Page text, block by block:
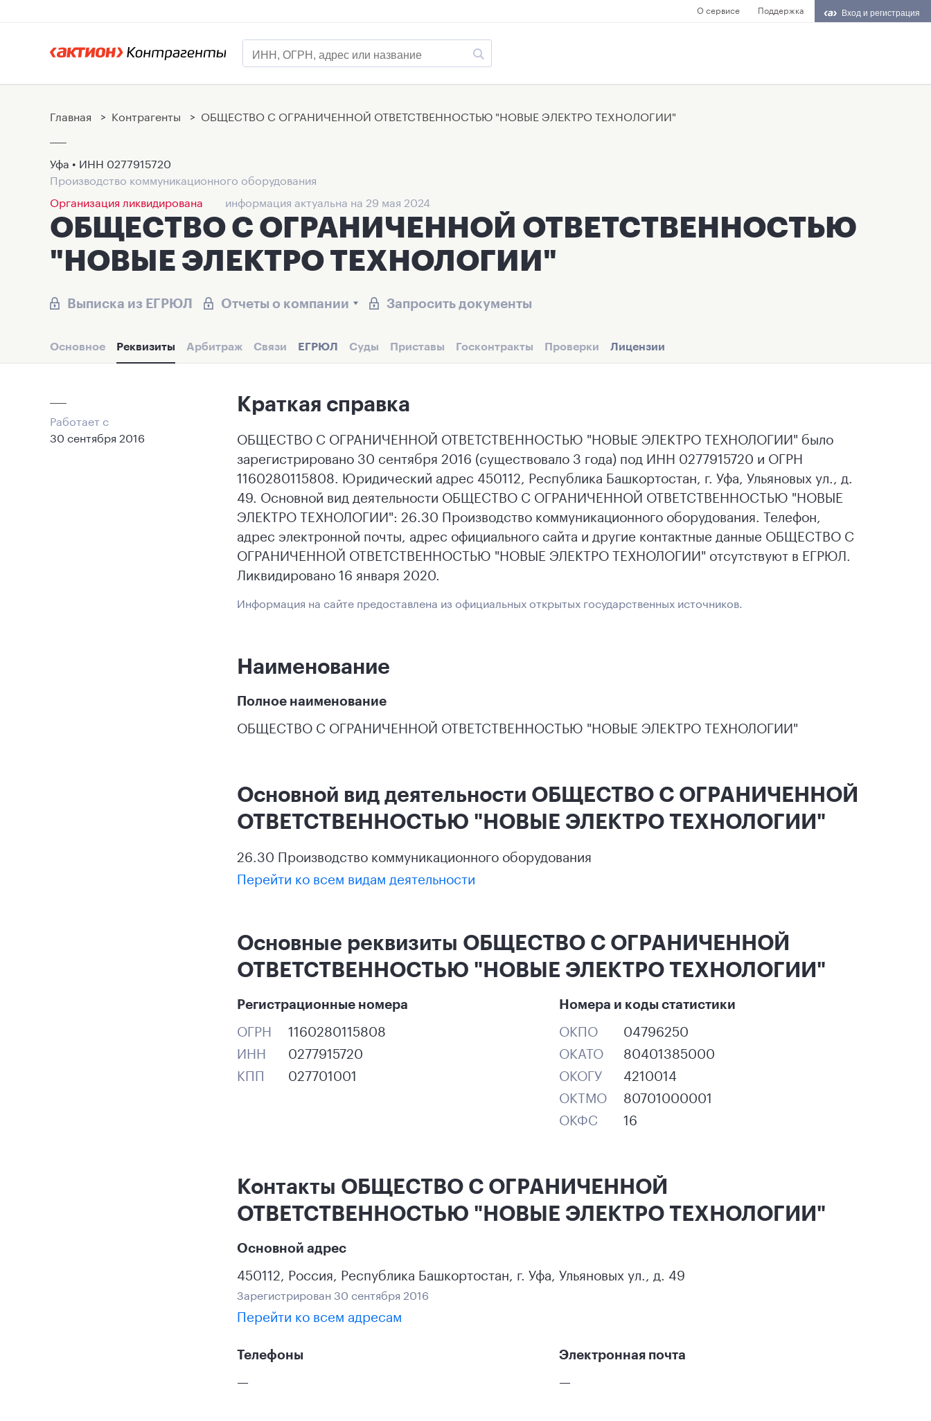
О сервисе Поддержка Вход и регистрация
Главная > Контрагенты > ОБЩЕСТВО С ОГРАНИЧЕННОЙ ОТВЕТСТВЕННОСТЬЮ "НОВЫЕ ЭЛЕКТРО ТЕХНОЛОГИИ"
Уфа • ИНН 0277915720
Производство коммуникационного оборудования
Организация ликвидирована
информация актуальна на 29 мая 2024
ОБЩЕСТВО С ОГРАНИЧЕННОЙ ОТВЕТСТВЕННОСТЬЮ
"НОВЫЕ ЭЛЕКТРО ТЕХНОЛОГИИ"
Выписка из ЕГРЮЛ Отчеты о компании Запросить документы
Основное Реквизиты Арбитраж Связи ЕГРЮЛ Суды Приставы Госконтракты Проверки Лицензии
Работает с
30 сентября 2016
Краткая справка
ОБЩЕСТВО С ОГРАНИЧЕННОЙ ОТВЕТСТВЕННОСТЬЮ "НОВЫЕ ЭЛЕКТРО ТЕХНОЛОГИИ" было
зарегистрировано 30 сентября 2016 (существовало 3 года) под ИНН 0277915720 и ОГРН
1160280115808. Юридический адрес 450112, Республика Башкортостан, г. Уфа, Ульяновых ул., д.
49. Основной вид деятельности ОБЩЕСТВО С ОГРАНИЧЕННОЙ ОТВЕТСТВЕННОСТЬЮ "НОВЫЕ
ЭЛЕКТРО ТЕХНОЛОГИИ": 26.30 Производство коммуникационного оборудования. Телефон,
адрес электронной почты, адрес официального сайта и другие контактные данные ОБЩЕСТВО С
ОГРАНИЧЕННОЙ ОТВЕТСТВЕННОСТЬЮ "НОВЫЕ ЭЛЕКТРО ТЕХНОЛОГИИ" отсутствуют в ЕГРЮЛ.
Ликвидировано 16 января 2020.
Информация на сайте предоставлена из официальных открытых государственных источников.
Наименование
Полное наименование
ОБЩЕСТВО С ОГРАНИЧЕННОЙ ОТВЕТСТВЕННОСТЬЮ "НОВЫЕ ЭЛЕКТРО ТЕХНОЛОГИИ"
Основной вид деятельности ОБЩЕСТВО С ОГРАНИЧЕННОЙ
ОТВЕТСТВЕННОСТЬЮ "НОВЫЕ ЭЛЕКТРО ТЕХНОЛОГИИ"
26.30 Производство коммуникационного оборудования
Перейти ко всем видам деятельности
Основные реквизиты ОБЩЕСТВО С ОГРАНИЧЕННОЙ
ОТВЕТСТВЕННОСТЬЮ "НОВЫЕ ЭЛЕКТРО ТЕХНОЛОГИИ"
Регистрационные номера
ОГРН
1160280115808
ИНН
0277915720
КПП
027701001
Номера и коды статистики
ОКПО
04796250
ОКАТО
80401385000
ОКОГУ
4210014
ОКТМО
80701000001
ОКФС
16
Контакты ОБЩЕСТВО С ОГРАНИЧЕННОЙ
ОТВЕТСТВЕННОСТЬЮ "НОВЫЕ ЭЛЕКТРО ТЕХНОЛОГИИ"
Основной адрес
450112, Россия, Республика Башкортостан, г. Уфа, Ульяновых ул., д. 49
Зарегистрирован 30 сентября 2016
Перейти ко всем адресам
Телефоны
—
Электронная почта
—